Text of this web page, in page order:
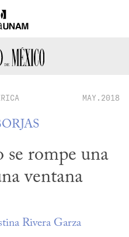
MAY.2018
se rompe una
ventana
Rivera Garza